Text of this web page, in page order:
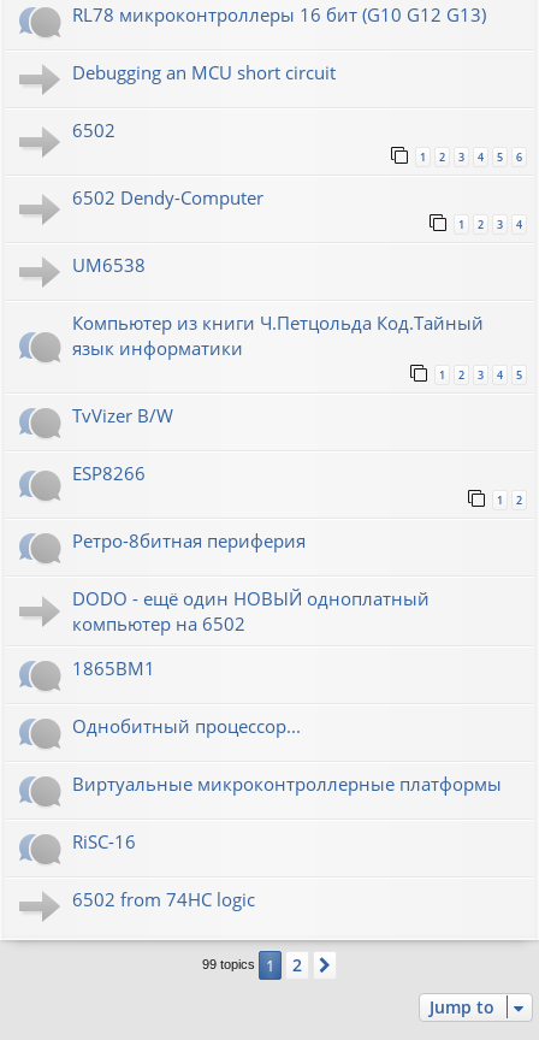
RL78 микроконтроллеры 16 бит (G10 G12 G13)
Debugging an MCU short circuit
6502
1 2 3 4 5 6
6502 Dendy-Computer
1 2 3 4
UM6538
Компьютер из книги Ч.Петцольда Код.Тайный
язык информатики
1 2 3 4 5
TvVizer B/W
ESP8266
1 2
Ретро-8битная периферия
DODO - ещё один НОВЫЙ одноплатный
компьютер на 6502
1865ВМ1
Однобитный процессор...
Виртуальные микроконтроллерные платформы
RiSC-16
6502 from 74HC logic
99 topics 1 2
Jump to